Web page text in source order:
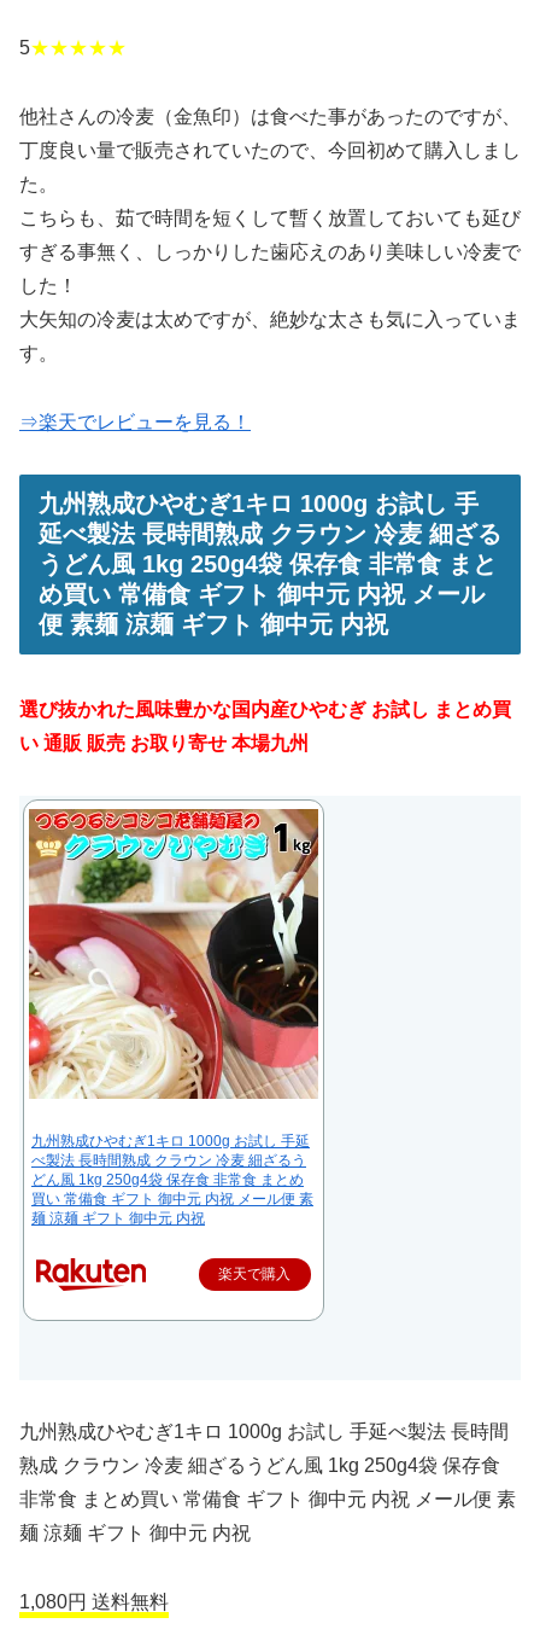
5★★★★★
他社さんの冷麦（金魚印）は食べた事があったのですが、
丁度良い量で販売されていたので、今回初めて購入しまし
た。
こちらも、茹で時間を短くして暫く放置しておいても延び
すぎる事無く、しっかりした歯応えのあり美味しい冷麦で
した！
大矢知の冷麦は太めですが、絶妙な太さも気に入っていま
す。
⇒楽天でレビューを見る！
九州熟成ひやむぎ1キロ 1000g お試し 手
延べ製法 長時間熟成 クラウン 冷麦 細ざる
うどん風 1kg 250g4袋 保存食 非常食 まと
め買い 常備食 ギフト 御中元 内祝 メール
便 素麺 涼麺 ギフト 御中元 内祝
選び抜かれた風味豊かな国内産ひやむぎ お試し まとめ買
い 通販 販売 お取り寄せ 本場九州
九州熟成ひやむぎ1キロ 1000g お試し 手延
べ製法 長時間熟成 クラウン 冷麦 細ざるう
どん風 1kg 250g4袋 保存食 非常食 まとめ
買い 常備食 ギフト 御中元 内祝 メール便 素
麺 涼麺 ギフト 御中元 内祝
楽天で購入
九州熟成ひやむぎ1キロ 1000g お試し 手延べ製法 長時間
熟成 クラウン 冷麦 細ざるうどん風 1kg 250g4袋 保存食
非常食 まとめ買い 常備食 ギフト 御中元 内祝 メール便 素
麺 涼麺 ギフト 御中元 内祝
1,080円 送料無料